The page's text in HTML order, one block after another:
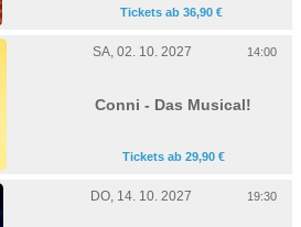
Tickets ab 36,90 €
SA, 02. 10. 2027 14:00
Conni - Das Musical!
Tickets ab 29,90 €
DO, 14. 10. 2027 19:30